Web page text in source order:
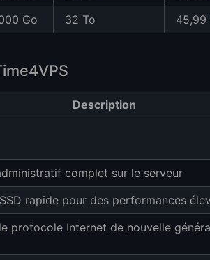
Go 32 To 45,99
Description
complet sur le serveur
rapide pour des performances
protocole Internet de nouvelle